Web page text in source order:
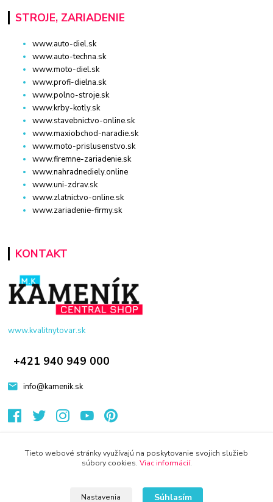
STROJE, ZARIADENIE
www.auto-diel.sk
www.auto-techna.sk
www.moto-diel.sk
www.profi-dielna.sk
www.polno-stroje.sk
www.krby-kotly.sk
www.stavebnictvo-online.sk
www.maxiobchod-naradie.sk
www.moto-prislusenstvo.sk
www.firemne-zariadenie.sk
www.nahradnediely.online
www.uni-zdrav.sk
www.zlatnictvo-online.sk
www.zariadenie-firmy.sk
KONTAKT
www.kvalitnytovar.sk
+421 940 949 000
info@kamenik.sk
Tieto webové stránky využívajú na poskytovanie svojich služieb
súbory cookies. Viac informácií.
Nastavenia Súhlasím